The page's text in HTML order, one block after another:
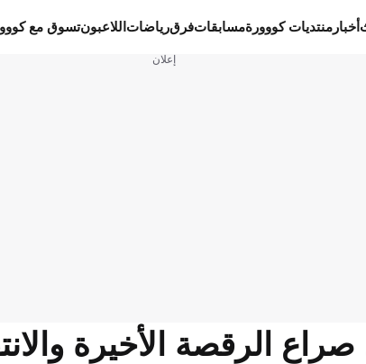
أخبار منتديات كووورةمسابقاتفرقرياضات اللاعبونتسوق مع
إعلان
الرقصة الأخيرة